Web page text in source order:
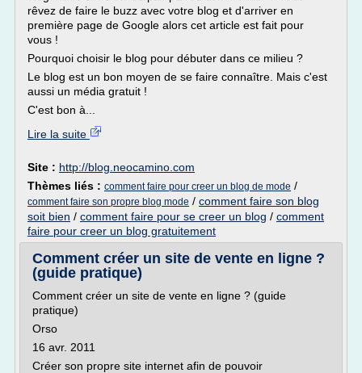
rêvez de faire le buzz avec votre blog et d'arriver en
première page de Google alors cet article est fait pour
vous !
Pourquoi choisir le blog pour débuter dans ce milieu ?
Le blog est un bon moyen de se faire connaître. Mais c'est
aussi un média gratuit !
C'est bon à...
Lire la suite
Site : http://blog.neocamino.com
Thèmes liés : comment faire pour creer un blog de mode /
comment faire son propre blog mode / comment faire son blog
soit bien / comment faire pour se creer un blog / comment
faire pour creer un blog gratuitement
Comment créer un site de vente en ligne ?
(guide pratique)
Comment créer un site de vente en ligne ? (guide
pratique)
Orso
16 avr. 2011
Créer son propre site internet afin de pouvoir